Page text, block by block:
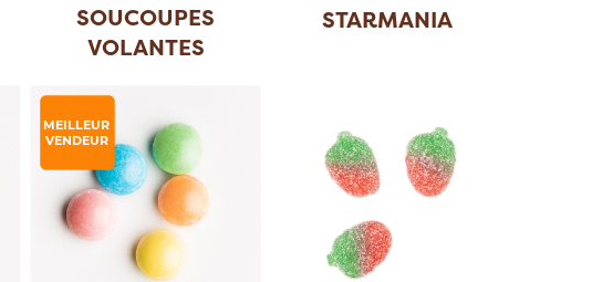
SOUCOUPES
VOLANTES
STARMANIA
MEILLEUR
VENDEUR